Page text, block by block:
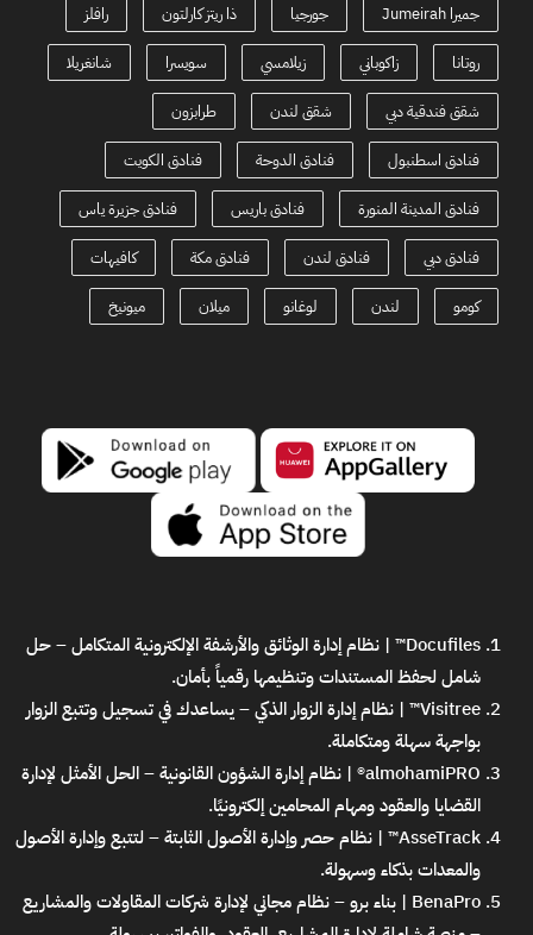
جميرا Jumeirah جورجيا ذا ريتز كارلتون رافلز
روتانا زاكوباني زيلامسي سويسرا شانغريلا
شقق فندقية دبي شقق لندن طرابزون
فنادق اسطنبول فنادق الدوحة فنادق الكويت
فنادق المدينة المنورة فنادق باريس فنادق جزيرة ياس
فنادق دبي فنادق لندن فنادق مكة كافيهات
كومو لندن لوغانو ميلان ميونيخ
Docufiles™ | نظام إدارة الوثائق والأرشفة الإلكترونية المتكامل
– حل
شامل لحفظ المستندات وتنظيمها رقمياً بأمان.
Visitree™ | نظام إدارة الزوار الذكي
– يساعدك في تسجيل وتتبع الزوار
بواجهة سهلة ومتكاملة.
almohamiPRO® | نظام إدارة الشؤون القانونية
– الحل الأمثل لإدارة
القضايا والعقود ومهام المحامين إلكترونيًا.
AsseTrack™ | نظام حصر وإدارة الأصول الثابتة
– لتتبع وإدارة الأصول
والمعدات بذكاء وسهولة.
BenaPro | بناء برو – نظام مجاني لإدارة شركات المقاولات والمشاريع